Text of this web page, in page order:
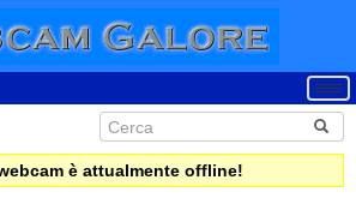
è attualmente offline!